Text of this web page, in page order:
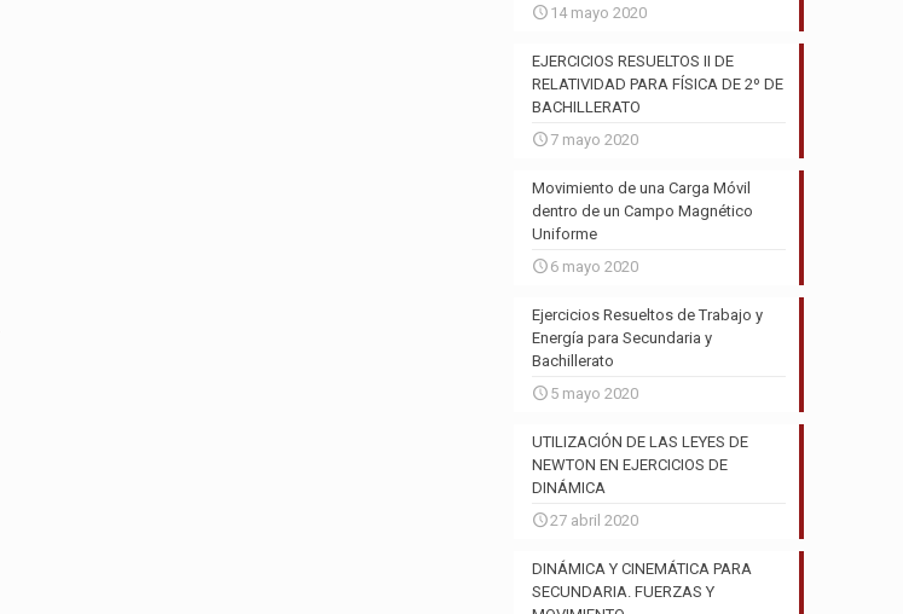
14 mayo 2020
EJERCICIOS RESUELTOS II DE
RELATIVIDAD PARA FÍSICA DE 2º DE
BACHILLERATO
7 mayo 2020
Movimiento de una Carga Móvil
dentro de un Campo Magnético
Uniforme
6 mayo 2020
Ejercicios Resueltos de Trabajo y
Energía para Secundaria y
Bachillerato
5 mayo 2020
UTILIZACIÓN DE LAS LEYES DE
NEWTON EN EJERCICIOS DE
DINÁMICA
27 abril 2020
DINÁMICA Y CINEMÁTICA PARA
SECUNDARIA. FUERZAS Y